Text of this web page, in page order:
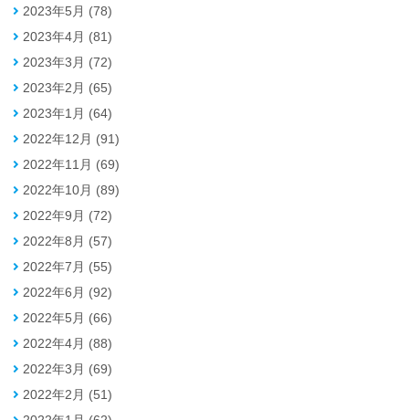
2023年5月 (78)
2023年4月 (81)
2023年3月 (72)
2023年2月 (65)
2023年1月 (64)
2022年12月 (91)
2022年11月 (69)
2022年10月 (89)
2022年9月 (72)
2022年8月 (57)
2022年7月 (55)
2022年6月 (92)
2022年5月 (66)
2022年4月 (88)
2022年3月 (69)
2022年2月 (51)